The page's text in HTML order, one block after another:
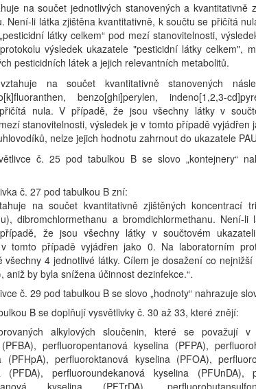
na součet jednotlivých stanovených a kvantitativně
Není-li látka zjištěna kvantitativně, k součtu se přičítá
látky celkem“ pod mezí stanovitelnosti,
výsledek ukazatele "pesticidní látky celkem",
pesticidních látek a jejich relevantních metabolitů.
na součet kvantitativně stanovených
benzo[ghi]perylen, indeno[1,2,3-
nula. V případě, že jsou všechny látky v
stanovitelnosti, výsledek je v tomto případě vyjádřen
nelze jejich hodnotu zahrnout do ukazatele
č. 25 pod tabulkou B se slovo „kontejnery“
č. 27 pod tabulkou B zní:
na součet kvantitativně zjištěných koncentrací
dibromchlormethanu a bromdichlormethanu. Není-
že jsou všechny látky v součtovém ukazateli
tomto případě vyjádřen jako 0. Na laboratorním
všechny 4 jednotlivé látky. Cílem je dosažení co
by byla snížena účinnost dezinfekce.“.
č. 29 pod tabulkou B se slovo „hodnoty“ nahrazuje
B se doplňují vysvětlivky č. 30 až 33, které znějí:
alkylových sloučenin, které se považují
perfluoropentanová kyselina (PFPA),
(PFHpA), perfluoroktanová kyselina (PFOA),
(PFDA), perfluoroundekanová kyselina (PFUnDA),
kyselina (PFTrDA),